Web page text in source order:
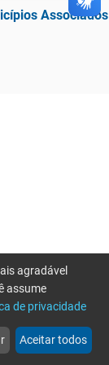
Associados
more_horiz
Mais
agradável
assume
de privacidade
Aceitar todos